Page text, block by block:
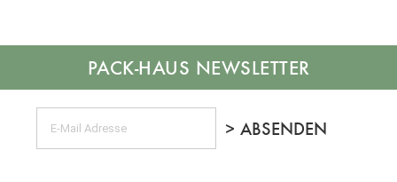
NEWSLETTER